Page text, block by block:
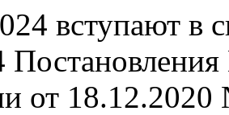
вступают в
от